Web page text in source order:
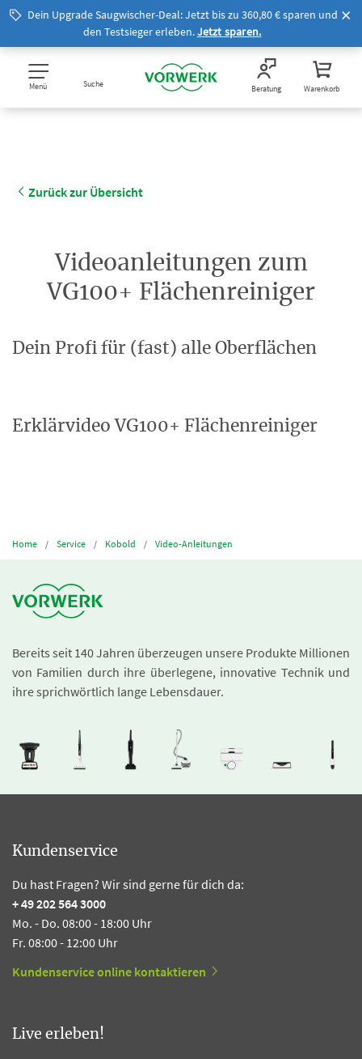
Dein Upgrade Saugwischer-Deal: Jetzt bis zu 360,80 € sparen und
den Testsieger erleben.Jetzt sparen.
Menü Suche Beratung Warenkorb
Zurück zur Übersicht
Videoanleitungen zum
VG100+ Flächenreiniger
Dein Profi für (fast) alle Oberflächen
Erklärvideo VG100+ Flächenreiniger
Home Service Kobold Video-Anleitungen
Bereits seit 140 Jahren überzeugen unsere Produkte Millionen
von Familien durch ihre überlegene, innovative Technik und
ihre sprichwörtlich lange Lebensdauer.
Kundenservice
Du hast Fragen? Wir sind gerne für dich da:
+ 49 202 564 3000
Mo. - Do. 08:00 - 18:00 Uhr
Fr. 08:00 - 12:00 Uhr
Kundenservice online kontaktieren
Live erleben!